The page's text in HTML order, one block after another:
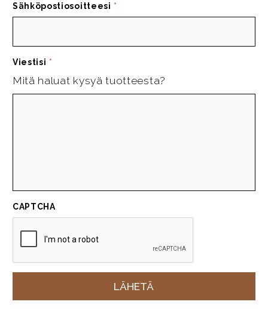
Sähköpostiosoitteesi *
Viestisi *
Mitä haluat kysyä tuotteesta?
CAPTCHA